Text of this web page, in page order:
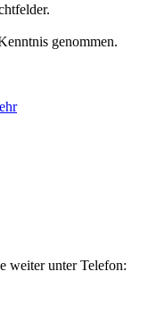
genommen.
weiter unter Telefon: